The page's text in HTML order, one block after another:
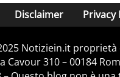
Disclaimer Privacy
Notiziein.it proprietà
Cavour 310 – 00184